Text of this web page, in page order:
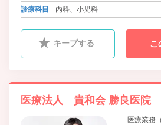
診療科目
内科、小児科
キープする こ
医療法人 貴和会 勝良医院
医療業務